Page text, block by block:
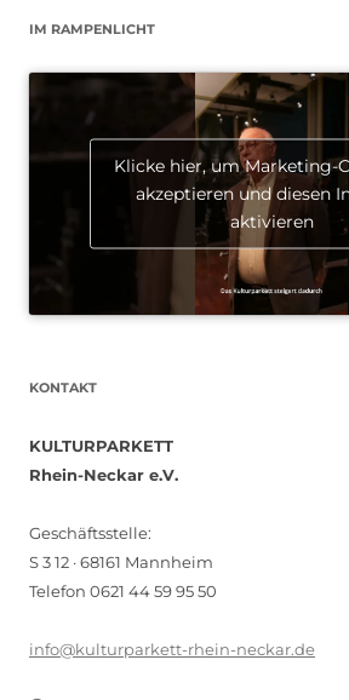
IM RAMPENLICHT
Klicke hier, um Marketing-
akzeptieren und diesen
aktivieren
KONTAKT
KULTURPARKETT
Rhein-Neckar e.V.
Geschäftsstelle:
S 3 12 · 68161 Mannheim
Telefon 0621 44 59 95 50
info@kulturparkett-rhein-neckar.de